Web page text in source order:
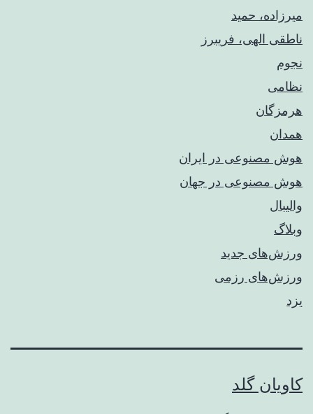
میرزاده، حمید
ناطقی الهی، فریبرز
نجوم
نظامی
هرمزگان
همدان
هوش مصنوعی در ایران
هوش مصنوعی در جهان
والیبال
وبلاگ
ورزش‌های جدید
ورزش‌های رزمی
یزد
کاویان گلد